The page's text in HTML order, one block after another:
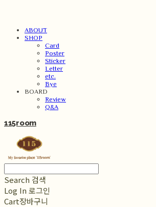
ABOUT
SHOP
Card
Poster
Sticker
Letter
etc.
Bye
BOARD
Review
Q&A
115room
Search 검색
Log In 로그인
Cart장바구니